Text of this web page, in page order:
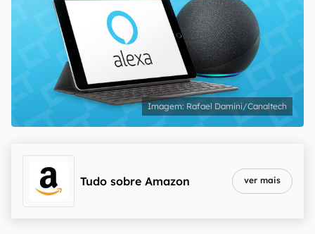
Rafael Damini/Canaltech
Tudo sobre Amazon ver mais